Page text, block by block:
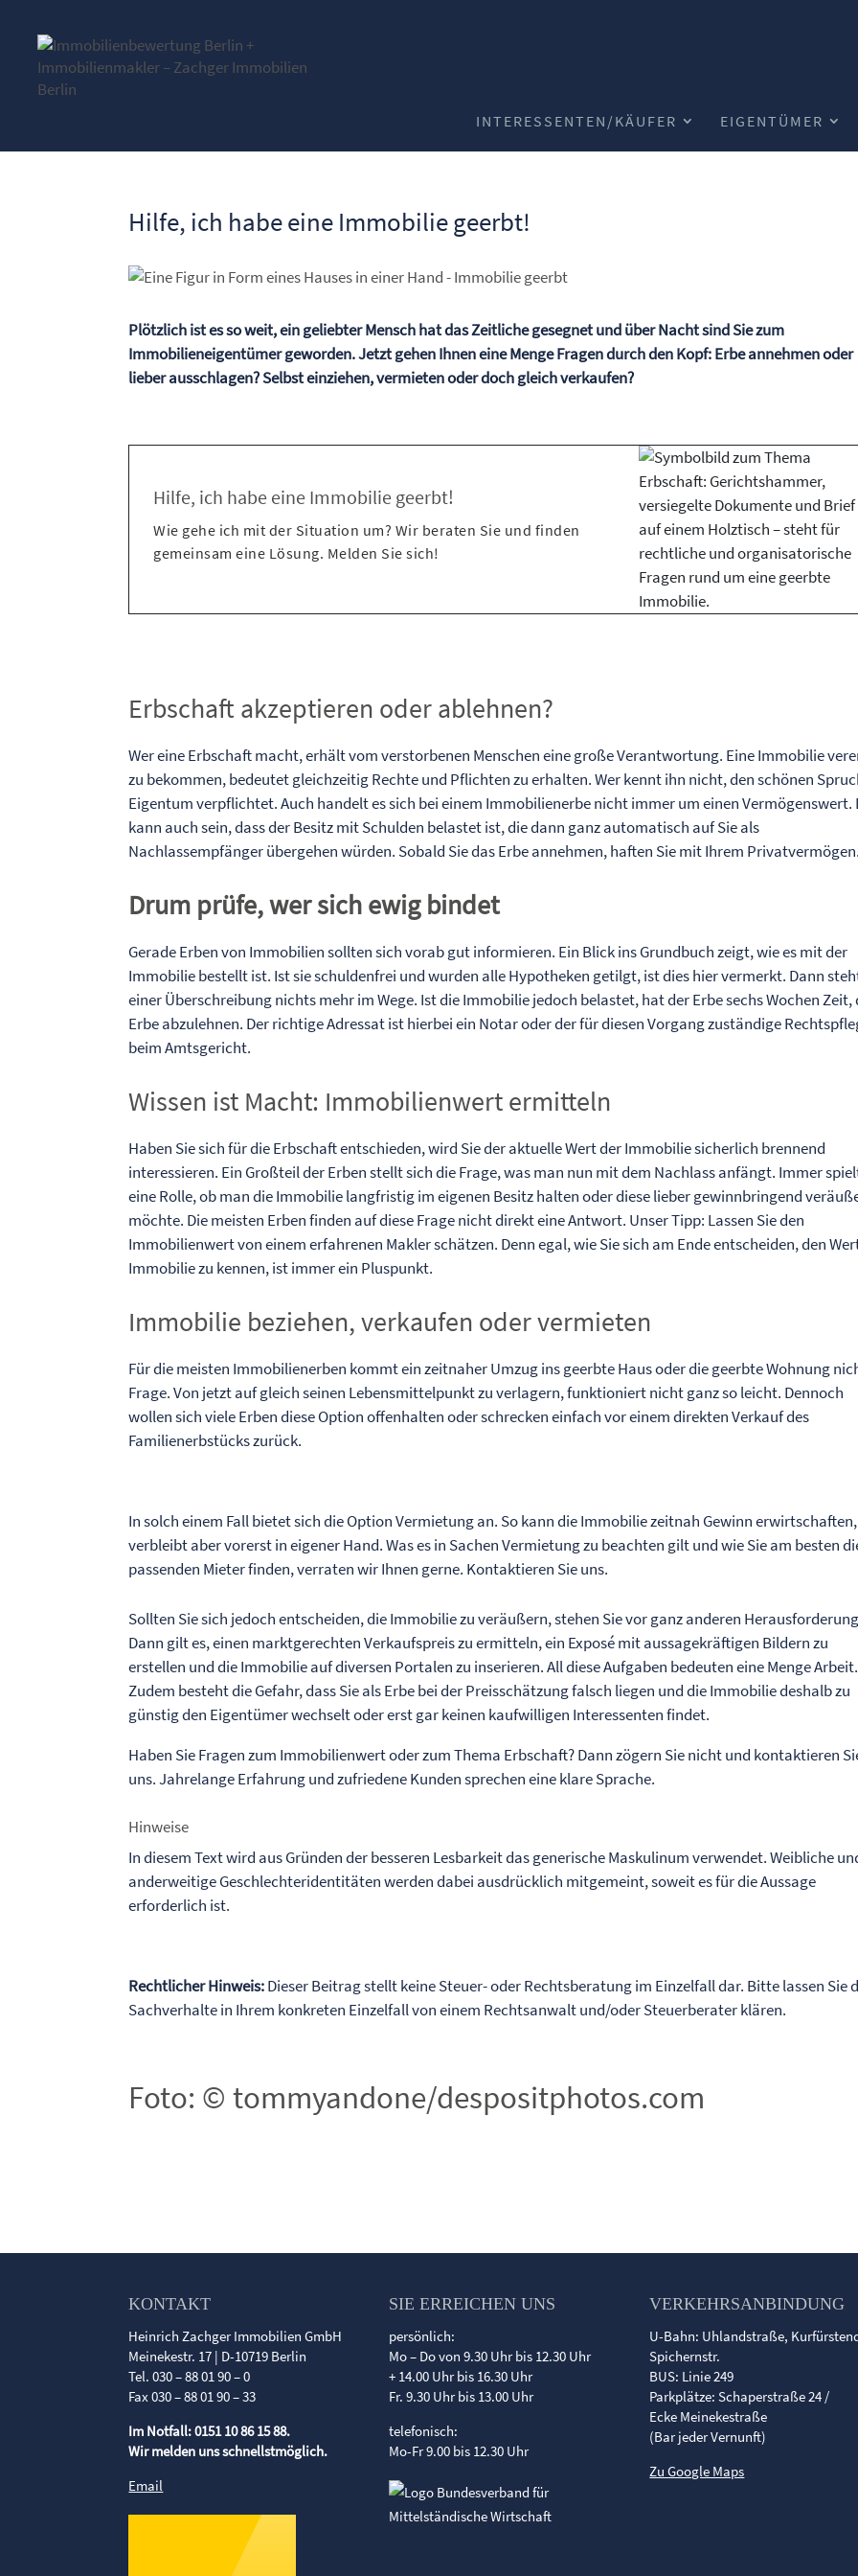
INTERESSENTEN/KÄUFER EIGENTÜMER
Hilfe, ich habe eine Immobilie geerbt!
Plötzlich ist es so weit, ein geliebter Mensch hat das Zeitliche gesegnet und über Nacht sind Sie zum
Immobilieneigentümer geworden. Jetzt gehen Ihnen eine Menge Fragen durch den Kopf: Erbe annehmen oder
lieber ausschlagen? Selbst einziehen, vermieten oder doch gleich verkaufen?
Hilfe, ich habe eine Immobilie geerbt!
Wie gehe ich mit der Situation um? Wir beraten Sie und finden
gemeinsam eine Lösung. Melden Sie sich!
Erbschaft akzeptieren oder ablehnen?
Wer eine Erbschaft macht, erhält vom verstorbenen Menschen eine große Verantwortung. Eine Immobilie
zu bekommen, bedeutet gleichzeitig Rechte und Pflichten zu erhalten. Wer kennt ihn nicht, den schönen
Eigentum verpflichtet. Auch handelt es sich bei einem Immobilienerbe nicht immer um einen Vermögenswert.
kann auch sein, dass der Besitz mit Schulden belastet ist, die dann ganz automatisch auf Sie als
Nachlassempfänger übergehen würden. Sobald Sie das Erbe annehmen, haften Sie mit Ihrem Privatvermögen.
Drum prüfe, wer sich ewig bindet
Gerade Erben von Immobilien sollten sich vorab gut informieren. Ein Blick ins Grundbuch zeigt, wie es mit der
Immobilie bestellt ist. Ist sie schuldenfrei und wurden alle Hypotheken getilgt, ist dies hier vermerkt. Dann
einer Überschreibung nichts mehr im Wege. Ist die Immobilie jedoch belastet, hat der Erbe sechs Wochen Zeit,
Erbe abzulehnen. Der richtige Adressat ist hierbei ein Notar oder der für diesen Vorgang zuständige
beim Amtsgericht.
Wissen ist Macht: Immobilienwert ermitteln
Haben Sie sich für die Erbschaft entschieden, wird Sie der aktuelle Wert der Immobilie sicherlich brennend
interessieren. Ein Großteil der Erben stellt sich die Frage, was man nun mit dem Nachlass anfängt. Immer
eine Rolle, ob man die Immobilie langfristig im eigenen Besitz halten oder diese lieber gewinnbringend
möchte. Die meisten Erben finden auf diese Frage nicht direkt eine Antwort. Unser Tipp: Lassen Sie den
Immobilienwert von einem erfahrenen Makler schätzen. Denn egal, wie Sie sich am Ende entscheiden, den
Immobilie zu kennen, ist immer ein Pluspunkt.
Immobilie beziehen, verkaufen oder vermieten
Für die meisten Immobilienerben kommt ein zeitnaher Umzug ins geerbte Haus oder die geerbte Wohnung
Frage. Von jetzt auf gleich seinen Lebensmittelpunkt zu verlagern, funktioniert nicht ganz so leicht. Dennoch
wollen sich viele Erben diese Option offenhalten oder schrecken einfach vor einem direkten Verkauf des
Familienerbstücks zurück.
In solch einem Fall bietet sich die Option Vermietung an. So kann die Immobilie zeitnah Gewinn erwirtschaften,
verbleibt aber vorerst in eigener Hand. Was es in Sachen Vermietung zu beachten gilt und wie Sie am besten
passenden Mieter finden, verraten wir Ihnen gerne. Kontaktieren Sie uns.
Sollten Sie sich jedoch entscheiden, die Immobilie zu veräußern, stehen Sie vor ganz anderen
Dann gilt es, einen marktgerechten Verkaufspreis zu ermitteln, ein Exposé mit aussagekräftigen Bildern zu
erstellen und die Immobilie auf diversen Portalen zu inserieren. All diese Aufgaben bedeuten eine Menge Arbeit.
Zudem besteht die Gefahr, dass Sie als Erbe bei der Preisschätzung falsch liegen und die Immobilie deshalb zu
günstig den Eigentümer wechselt oder erst gar keinen kaufwilligen Interessenten findet.
Haben Sie Fragen zum Immobilienwert oder zum Thema Erbschaft? Dann zögern Sie nicht und kontaktieren
uns. Jahrelange Erfahrung und zufriedene Kunden sprechen eine klare Sprache.
Hinweise
In diesem Text wird aus Gründen der besseren Lesbarkeit das generische Maskulinum verwendet. Weibliche
anderweitige Geschlechteridentitäten werden dabei ausdrücklich mitgemeint, soweit es für die Aussage
erforderlich ist.
Rechtlicher Hinweis:Dieser Beitrag stellt keine Steuer- oder Rechtsberatung im Einzelfall dar. Bitte lassen Sie
Sachverhalte in Ihrem konkreten Einzelfall von einem Rechtsanwalt und/oder Steuerberater klären.
Foto: © tommyandone/despositphotos.com
KONTAKT
Heinrich Zachger Immobilien GmbH
Meinekestr. 17 | D-10719 Berlin
Tel. 030 – 88 01 90 – 0
Fax 030 – 88 01 90 – 33
Im Notfall: 0151 10 86 15 88.
Wir melden uns schnellstmöglich.
Email
SIE ERREICHEN UNS
persönlich:
Mo – Do von 9.30 Uhr bis 12.30 Uhr
+ 14.00 Uhr bis 16.30 Uhr
Fr. 9.30 Uhr bis 13.00 Uhr
telefonisch:
Mo-Fr 9.00 bis 12.30 Uhr
VERKEHRSANBINDUNG
U-Bahn: Uhlandstraße,
Spichernstr.
BUS: Linie 249
Parkplätze: Schaperstraße 24 /
Ecke Meinekestraße
(Bar jeder Vernunft)
Zu Google Maps